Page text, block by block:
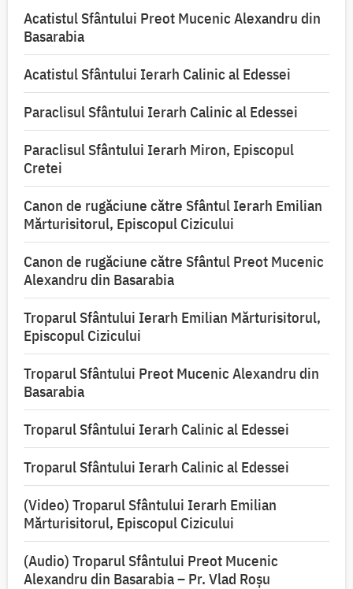
Acatistul Sfântului Preot Mucenic Alexandru din
Basarabia
Acatistul Sfântului Ierarh Calinic al Edessei
Paraclisul Sfântului Ierarh Calinic al Edessei
Paraclisul Sfântului Ierarh Miron, Episcopul
Cretei
Canon de rugăciune către Sfântul Ierarh Emilian
Mărturisitorul, Episcopul Cizicului
Canon de rugăciune către Sfântul Preot Mucenic
Alexandru din Basarabia
Troparul Sfântului Ierarh Emilian Mărturisitorul,
Episcopul Cizicului
Troparul Sfântului Preot Mucenic Alexandru din
Basarabia
Troparul Sfântului Ierarh Calinic al Edessei
Troparul Sfântului Ierarh Calinic al Edessei
(Video) Troparul Sfântului Ierarh Emilian
Mărturisitorul, Episcopul Cizicului
(Audio) Troparul Sfântului Preot Mucenic
Alexandru din Basarabia – Pr. Vlad Roșu